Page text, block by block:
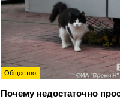
Общество
Почему недостаточно